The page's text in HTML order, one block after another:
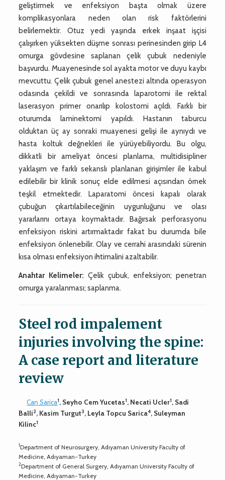
geliştirmek ve enfeksiyon başta olmak üzere
komplikasyonlara neden olan risk faktörlerini
belirlemektir. Otuz yedi yaşında erkek inşaat işçisi
çalışırken yüksekten düşme sonrası perinesinden girip L4
omurga gövdesine saplanan çelik çubuk nedeniyle
başvurdu. Muayenesinde sol ayakta motor ve duyu kaybı
mevcuttu. Çelik çubuk genel anestezi altında operasyon
odasında çekildi ve sonrasında laparotomi ile rektal
laserasyon primer onarılıp kolostomi açıldı. Farklı bir
oturumda laminektomi yapıldı. Hastanın taburcu
olduktan üç ay sonraki muayenesi gelişi ile aynıydı ve
hasta koltuk değnekleri ile yürüyebiliyordu. Bu olgu,
dikkatli bir ameliyat öncesi planlama, multidisipliner
yaklaşım ve farklı sekanslı planlanan girişimler ile kabul
edilebilir bir klinik sonuç elde edilmesi açısından örnek
teşkil etmektedir. Laparatomi öncesi kapalı olarak
çubuğun çıkartılabileceğinin uygunluğunu ve olası
yararlarını ortaya koymaktadır. Bağırsak perforasyonu
enfeksiyon riskini artırmaktadır fakat bu durumda bile
enfeksiyon önlenebilir. Olay ve cerrahi arasındaki sürenin
kısa olması enfeksiyon ihtimalini azaltabilir.
Anahtar Kelimeler: Çelik çubuk, enfeksiyon; penetran
omurga yaralanması; saplanma.
Steel rod impalement
injuries involving the spine:
A case report and literature
review
Can Sarica1, Seyho Cem Yucetas1, Necati Ucler1, Sadi
Balli2, Kasim Turgut3, Leyla Topcu Sarica4, Suleyman
Kilinc1
1Department of Neurosurgery, Adıyaman University Faculty of
Medicine, Adıyaman-Turkey
2Department of General Surgery, Adıyaman University Faculty of
Medicine, Adıyaman-Turkey